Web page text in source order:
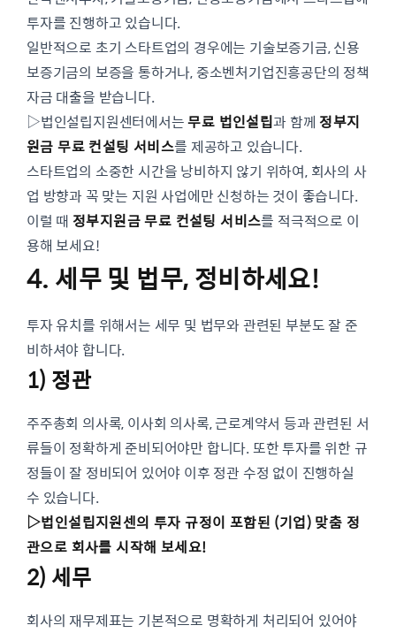
투자를 진행하고 있습니다.
일반적으로 초기 스타트업의 경우에는 기술보증기금, 신용
보증기금의 보증을 통하거나, 중소벤처기업진흥공단의 정책
자금 대출을 받습니다.
▷법인설립지원센터에서는무료 법인설립과 함께 정부지
원금 무료 컨설팅 서비스를 제공하고 있습니다.
스타트업의 소중한 시간을 낭비하지 않기 위하여, 회사의 사
업 방향과 꼭 맞는 지원 사업에만 신청하는 것이 좋습니다.
이럴 때 정부지원금 무료 컨설팅 서비스를 적극적으로 이
용해 보세요!
4. 세무 및 법무, 정비하세요!
투자 유치를 위해서는 세무 및 법무와 관련된 부분도 잘 준
비하셔야 합니다.
1) 정관
주주총회 의사록, 이사회 의사록, 근로계약서 등과 관련된 서
류들이 정확하게 준비되어야만 합니다. 또한 투자를 위한 규
정들이 잘 정비되어 있어야 이후 정관 수정 없이 진행하실
수 있습니다.
▷법인설립지원센의 투자 규정이 포함된 (기업) 맞춤 정
관으로 회사를 시작해 보세요!
2) 세무
회사의 재무제표는 기본적으로 명확하게 처리되어 있어야